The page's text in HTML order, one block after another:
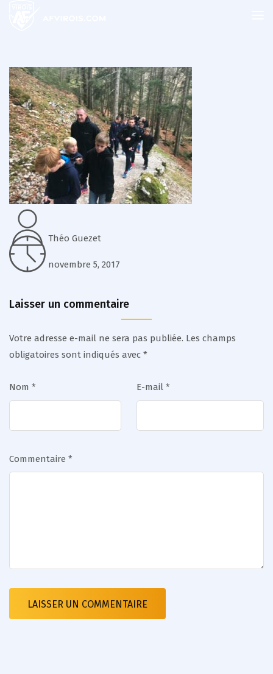
Théo Guezet
novembre 5, 2017
Laisser un commentaire
Votre adresse e-mail ne sera pas publiée. Les champs
obligatoires sont indiqués avec *
Nom * E-mail *
Commentaire *